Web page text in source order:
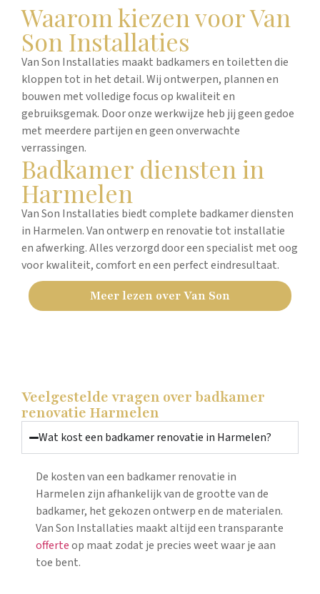
Waarom kiezen voor Van
Son Installaties
Van Son Installaties maakt badkamers en toiletten die
kloppen tot in het detail. Wij ontwerpen, plannen en
bouwen met volledige focus op kwaliteit en
gebruiksgemak. Door onze werkwijze heb jij geen gedoe
met meerdere partijen en geen onverwachte
verrassingen.
Badkamer diensten in
Harmelen
Van Son Installaties biedt complete badkamer diensten
in Harmelen. Van ontwerp en renovatie tot installatie
en afwerking. Alles verzorgd door een specialist met oog
voor kwaliteit, comfort en een perfect eindresultaat.
Meer lezen over Van Son
Veelgestelde vragen over badkamer
renovatie Harmelen
Wat kost een badkamer renovatie in Harmelen?
De kosten van een badkamer renovatie in
Harmelen zijn afhankelijk van de grootte van de
badkamer, het gekozen ontwerp en de materialen.
Van Son Installaties maakt altijd een transparante
offerteop maat zodat je precies weet waar je aan
toe bent.